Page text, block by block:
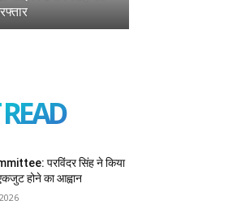
परविंदर सिंह ने किया
होने का आह्वान